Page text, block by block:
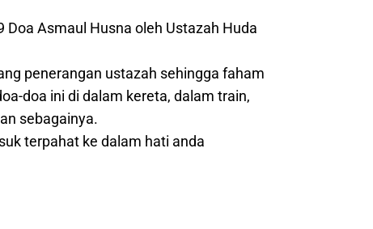
Doa Asmaul Husna oleh Ustazah Huda
penerangan ustazah sehingga faham
doa ini di dalam kereta, dalam train,
sebagainya.
terpahat ke dalam hati anda